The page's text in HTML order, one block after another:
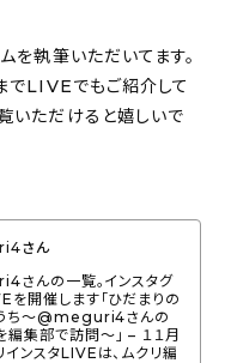
執筆いただいてます。
でLIVEでもご紹介して
いただけると嬉しいで
さん
さんの一覧。インスタグ
を開催します「ひだまりの
ち〜@meguri4さんの
編集部で訪問〜」 – １１月
インスタLIVEは、ムクリ編